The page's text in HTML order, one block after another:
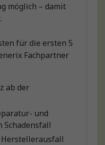
möglich – damit
für die ersten 5
Fachpartner
ab der
und
Schadensfall